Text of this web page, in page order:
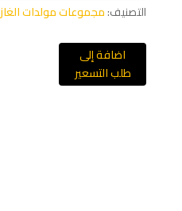
التصنيف:مجموعات مولدات الغاز
اضافة إلى
طلب التسعير